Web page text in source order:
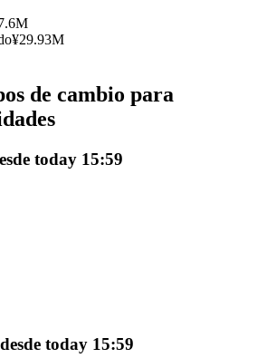
de Copia
de beneficios y comisiones de copy trading
¥29.93M
de cambio para
today 15:59
today 15:59